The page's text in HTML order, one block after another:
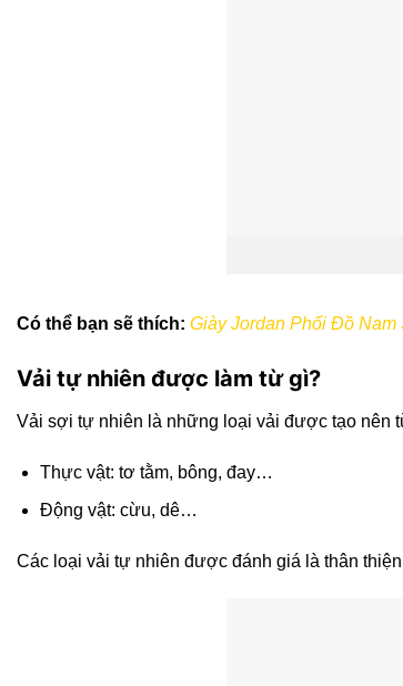
Có thể bạn sẽ thích: Giày Jordan Phối Đồ Nam
Vải tự nhiên được làm từ gì?
Vải sợi tự nhiên là những loại vải được tạo nên
Thực vật: tơ tằm, bông, đay…
Động vật: cừu, dê…
Các loại vải tự nhiên được đánh giá là thân